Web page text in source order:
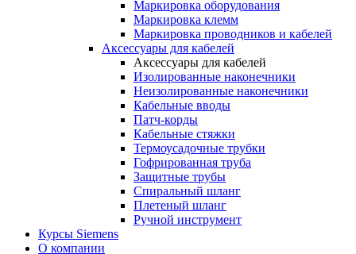
Маркировка оборудования
Маркировка клемм
Маркировка проводников и кабелей
Аксессуары для кабелей
Аксессуары для кабелей
Изолированные наконечники
Неизолированные наконечники
Кабельные вводы
Патч-корды
Кабельные стяжки
Термоусадочные трубки
Гофрированная труба
Защитные трубы
Спиральный шланг
Плетеный шланг
Ручной инструмент
Курсы Siemens
О компании